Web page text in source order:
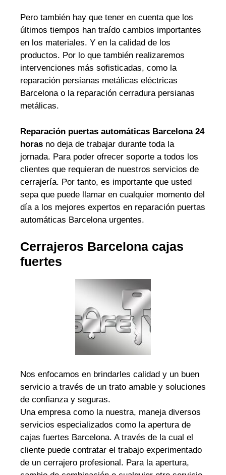
Pero también hay que tener en cuenta que los
últimos tiempos han traído cambios importantes
en los materiales. Y en la calidad de los
productos. Por lo que también realizaremos
intervenciones más sofisticadas, como la
reparación persianas metálicas eléctricas
Barcelona o la reparación cerradura persianas
metálicas.
Reparación puertas automáticas Barcelona 24
horas no deja de trabajar durante toda la
jornada. Para poder ofrecer soporte a todos los
clientes que requieran de nuestros servicios de
cerrajería. Por tanto, es importante que usted
sepa que puede llamar en cualquier momento del
día a los mejores expertos en reparación puertas
automáticas Barcelona urgentes.
Cerrajeros Barcelona cajas
fuertes
Nos enfocamos en brindarles calidad y un buen
servicio a través de un trato amable y soluciones
de confianza y seguras.
Una empresa como la nuestra, maneja diversos
servicios especializados como la apertura de
cajas fuertes Barcelona. A través de la cual el
cliente puede contratar el trabajo experimentado
de un cerrajero profesional. Para la apertura,